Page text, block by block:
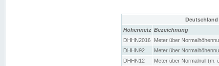
Höhennetz Bezeichnung
DHHN2016
Meter über
DHHN92
Meter über
DHHN12
Meter über Normalnull (m.